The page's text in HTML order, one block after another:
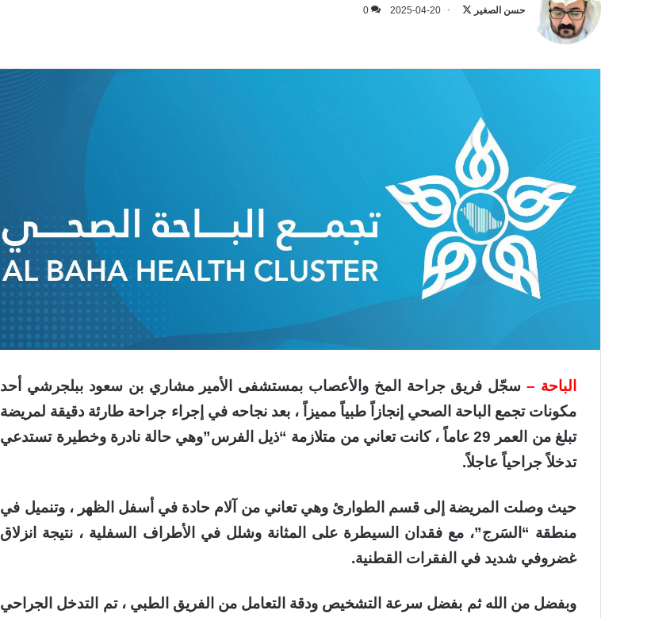
حسن الصغير 2025-04-20
0
الباحة – سجّل فريق جراحة المخ والأعصاب بمستشفى الأمير مشاري بن سعود ببلجرشي أحد
مكونات تجمع الباحة الصحي إنجازاً طبياً مميزاً ، بعد نجاحه في إجراء جراحة طارئة دقيقة لمريضة
تبلغ من العمر 29 عاماً ، كانت تعاني من متلازمة “ذيل الفرس”وهي حالة نادرة وخطيرة تستدعي
تدخلاً جراحياً عاجلاً.
حيث وصلت المريضة إلى قسم الطوارئ وهي تعاني من آلام حادة في أسفل الظهر ، وتنميل في
منطقة “السَرج”، مع فقدان السيطرة على المثانة وشلل في الأطراف السفلية ، نتيجة انزلاق
غضروفي شديد في الفقرات القطنية.
وبفضل من الله ثم بفضل سرعة التشخيص ودقة التعامل من الفريق الطبي ، تم التدخل الجراحي